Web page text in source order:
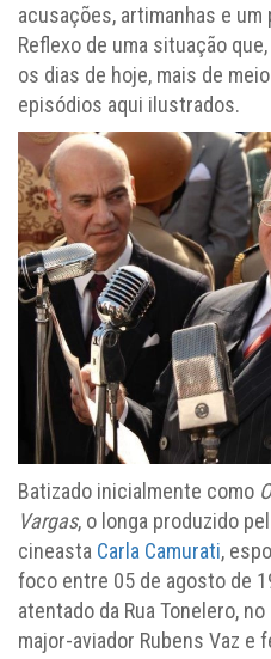
acusações, artimanhas e
Reflexo de uma situação
os dias de hoje, mais de
episódios aqui ilustrados.
Batizado inicialmente como
Vargas, o longa produzido
cineasta Carla Camurati,
foco entre 05 de agosto de
atentado da Rua Tonelero,
major-aviador Rubens Vaz e